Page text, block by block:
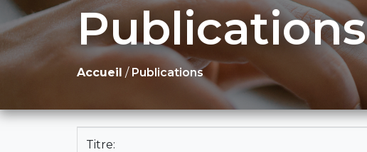
Publications
Accueil / Publications
Titre: